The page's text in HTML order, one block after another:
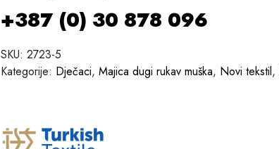
+387 (0) 30 878 096
SKU: 2723-5
Kategorije: Dječaci, Majica dugi rukav muška, Novi tekstil,